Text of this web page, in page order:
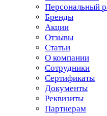
Персональный
Бренды
Акции
Отзывы
Статьи
О компании
Сотрудники
Сертификаты
Документы
Реквизиты
Партнерам